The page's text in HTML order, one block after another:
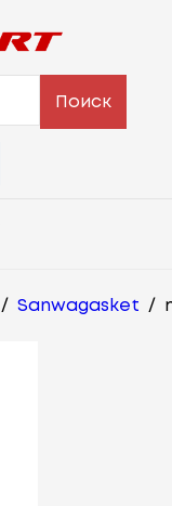
Поиск
/ Sanwagasket /